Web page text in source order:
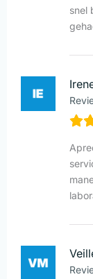
snel